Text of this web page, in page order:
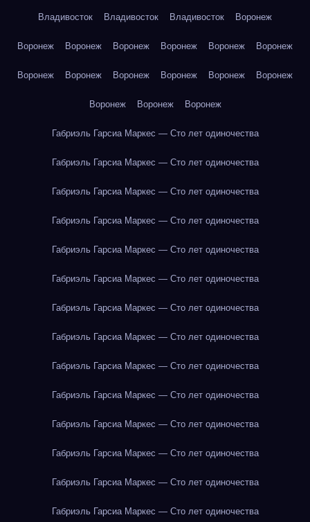
Владивосток Владивосток Владивосток Воронеж
Воронеж Воронеж Воронеж Воронеж Воронеж Воронеж
Воронеж Воронеж Воронеж Воронеж Воронеж Воронеж
Воронеж Воронеж Воронеж
Габриэль Гарсиа Маркес — Сто лет одиночества
Габриэль Гарсиа Маркес — Сто лет одиночества
Габриэль Гарсиа Маркес — Сто лет одиночества
Габриэль Гарсиа Маркес — Сто лет одиночества
Габриэль Гарсиа Маркес — Сто лет одиночества
Габриэль Гарсиа Маркес — Сто лет одиночества
Габриэль Гарсиа Маркес — Сто лет одиночества
Габриэль Гарсиа Маркес — Сто лет одиночества
Габриэль Гарсиа Маркес — Сто лет одиночества
Габриэль Гарсиа Маркес — Сто лет одиночества
Габриэль Гарсиа Маркес — Сто лет одиночества
Габриэль Гарсиа Маркес — Сто лет одиночества
Габриэль Гарсиа Маркес — Сто лет одиночества
Габриэль Гарсиа Маркес — Сто лет одиночества